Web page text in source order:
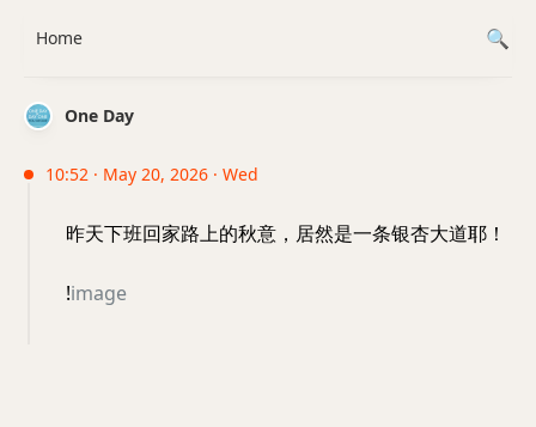
One Day
10:52 · May 20, 2026 · Wed
昨天下班回家路上的秋意，居然是一条银杏大道耶！
!image
Home